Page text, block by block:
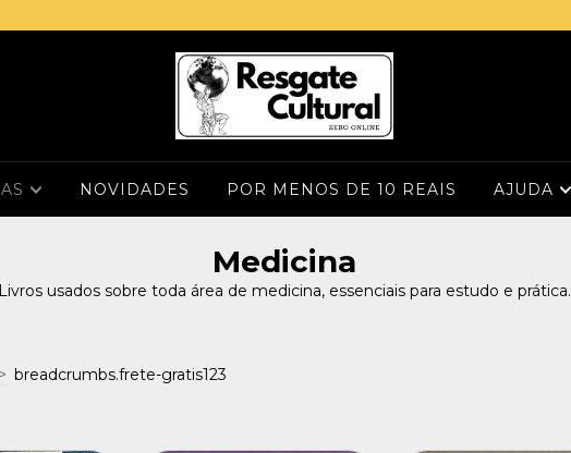
NOVIDADES POR MENOS DE 10 REAIS AJUDA
Medicina
Livros usados sobre toda área de medicina, essenciais para estudo e prática.
> breadcrumbs.frete-gratis123